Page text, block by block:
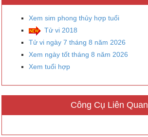
Xem sim phong thủy hợp tuổi
Tử vi 2018
Tử vi ngày 7 tháng 8 năm 2026
Xem ngày tốt tháng 8 năm 2026
Xem tuổi hợp
Công Cụ Liên Quan